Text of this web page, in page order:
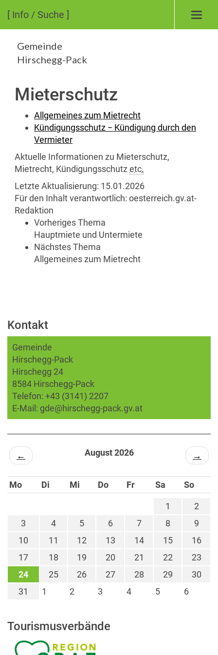
[ Info / Suche ]
Gemeinde
Hirschegg-Pack
Mieterschutz
Allgemeines zum Mietrecht
Kündigungsschutz − Kündigung durch den
Vermieter
Aktuelle Informationen zu Mieterschutz,
Mietrecht, Kündigungsschutz etc.
Letzte Aktualisierung: 15.01.2026
Für den Inhalt verantwortlich: oesterreich.gv.at-
Redaktion
Vorheriges Thema
Hauptmiete und Untermiete
Nächstes Thema
Allgemeines zum Mietrecht
Kontakt
Gemeinde
Hirschegg-Pack
Hirschegg 24
8584 Hirschegg-Pack
Telefon: +43 (3141) 2207
E-Mail: gde@hirschegg-pack.gv.at
← August 2026 →
Mo Di Mi Do Fr Sa So
1
2
3
4 5 6 7 8
9
10
11 12 13 14 15
16
17
18 19 20 21 22
23
24
25 26 27 28 29
30
31
1 2 3 4 5 6
Tourismusverbände